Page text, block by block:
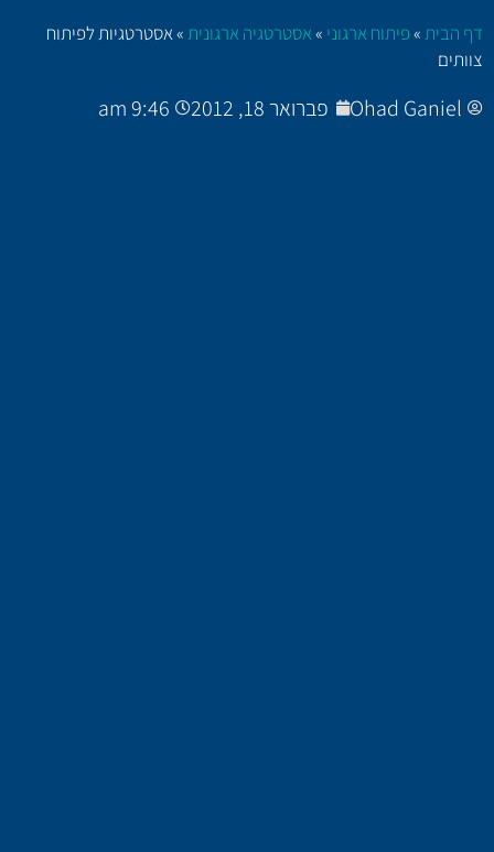
דף הבית»פיתוח ארגוני »אסטרטגיה ארגונית»אסטרטגיות לפיתוח
צוותים
Ohad Ganiel פברואר 18, 2012 9:46 am